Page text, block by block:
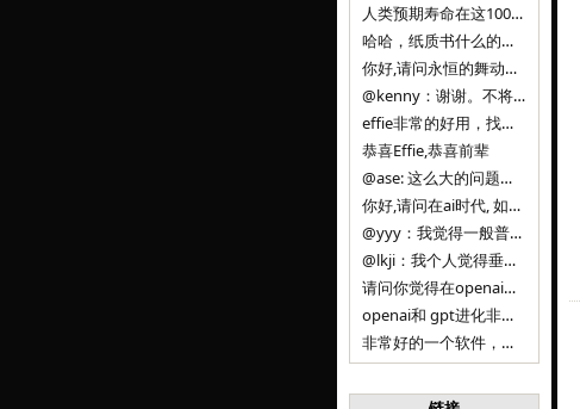
人类预期寿命在这100年，每2-3年增长一岁，到你们这一代大概率能到100岁，46岁还是正当年,可能不是八九点中的太阳了，但还是1
哈哈，纸质书什么的目前没有打算和计划，微信读书我不太熟悉，研究看看。目前，我只发在自己博客和起点上。关于小说内容方面，谢谢你的建议
你好,请问永恒的舞动什么时候可以出版纸质书,或者登陆微信读书.另外小说内容能不能更大气一些,不要只是局限于与一对男女的爱情和ai安
@kenny：谢谢。不将GIF显示为动图，主要是考虑到Effie本身的“极简、无干扰”的设计哲学，动图无疑是“干扰”之一。
effie非常的好用，找了很多年，终于找到这款，已经推荐给身边不少朋友使用和付费。有个小建议，文档里面是否可以增加gif的动图显示
恭喜Effie,恭喜前辈
@ase: 这么大的问题，我觉得我并没有答案。又或者说，每个人（公司）有自己的答案。
你好,请问在ai时代, 如何做软件. 是像以前那样,先构建软件的功能界面和服务,比如Office,嘀嘀打车,airbnb那样的界面
@yyy：我觉得一般普通人（非技术类以及非AI专业领域的人）会接触到的大语言模型肯定是大厂的超级模型。开源模型以后会更多被用在垂直
@lkji：我个人觉得垂直模型会自成一条发展线路的。AI 落地实际应用，一定还是垂直领域会更多。只是，垂直领域每个领域都不大，所以
请问你觉得在openai大语言模型一日千里的情况下，人们还需要去了解学习理解使用开源模型吗，还是说只需要使用openai的大语言模
openai和 gpt进化非常快， 还有垂直模型的机会吗
非常好的一个软件，恭喜。